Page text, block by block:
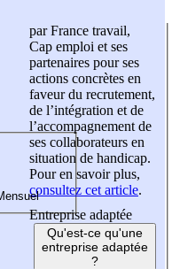
par France travail,
Cap emploi et ses
partenaires pour ses
actions concrètes en
faveur du recrutement,
de l’intégration et de
l’accompagnement de
ses collaborateurs en
situation de handicap.
Pour en savoir plus,
consultez cet article.
Entreprise adaptée
Qu'est-ce qu'une
entreprise adaptée
?